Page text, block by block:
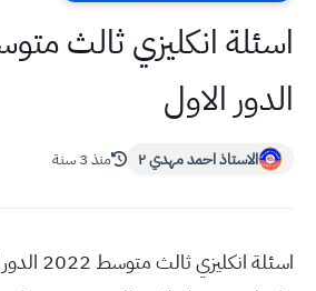
الدور الاول
الاستاذ احمد مهدي ٢ منذ 3 سنة
اسئلة انكليزي ثالث متوسط 2022 الدور الاول